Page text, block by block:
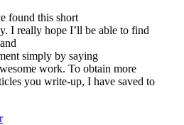
found this short
I really hope I’ll be able to find
simply by saying
work. To obtain more
you write-up, I have saved to